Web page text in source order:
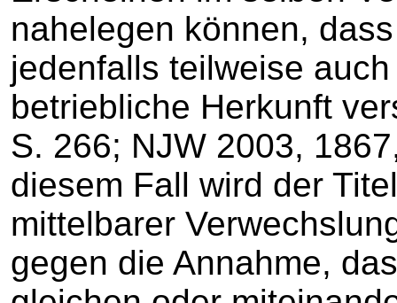
nahelegen können,
jedenfalls teilweise
betriebliche Herkunft
S. 266; NJW 2003,
diesem Fall wird der
mittelbarer
gegen die Annahme,